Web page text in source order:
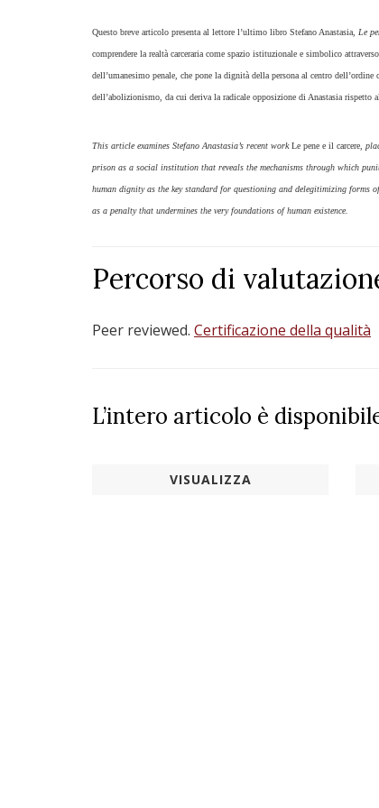
​Questo breve articolo presenta al lettore l’ultimo libro Stefano Anastasia, Le
comprendere la realtà carceraria come spazio istituzionale e simbolico
dell’umanesimo penale, che pone la dignità della persona al centro
dell’abolizionismo, da cui deriva la radicale opposizione di Anastasia rispetto
This article examines Stefano Anastasia’s recent workLe pene e il carcere ,
prison as a social institution that reveals the mechanisms through which
human dignity as the key standard for questioning and delegitimizing
as a penalty that undermines the very foundations of human existence.
Percorso di
Peer reviewed. Certificazione della qualità
L’intero articolo è
VISUALIZZA